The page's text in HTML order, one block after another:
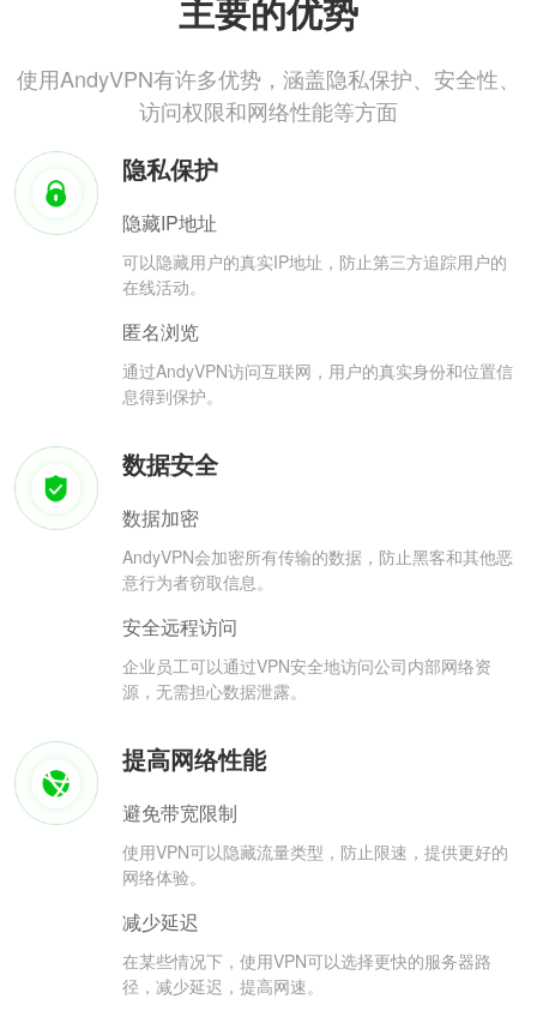
主要的优势
使用AndyVPN有许多优势，涵盖隐私保护、安全性、
访问权限和网络性能等方面
隐私保护
隐藏IP地址
可以隐藏用户的真实IP地址，防止第三方追踪用户的
在线活动。
匿名浏览
通过AndyVPN访问互联网，用户的真实身份和位置信
息得到保护。
数据安全
数据加密
AndyVPN会加密所有传输的数据，防止黑客和其他恶
意行为者窃取信息。
安全远程访问
企业员工可以通过VPN安全地访问公司内部网络资
源，无需担心数据泄露。
提高网络性能
避免带宽限制
使用VPN可以隐藏流量类型，防止限速，提供更好的
网络体验。
减少延迟
在某些情况下，使用VPN可以选择更快的服务器路
径，减少延迟，提高网速。